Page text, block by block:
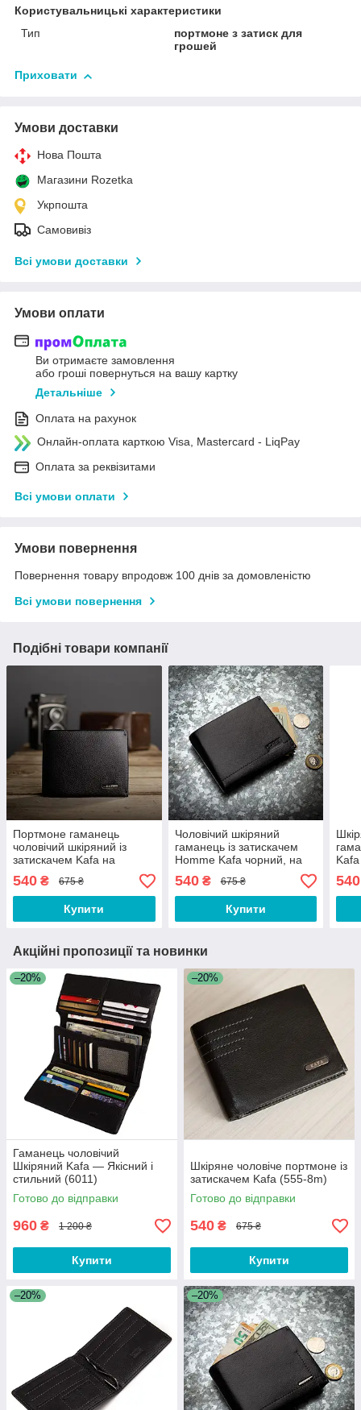
Користувальницькі характеристики
Тип
портмоне з затиск для
грошей
Приховати
Умови доставки
Нова Пошта
Магазини Rozetka
Укрпошта
Самовивіз
Всі умови доставки
Умови оплати
Ви отримаєте замовлення
або гроші повернуться на вашу картку
Детальніше
Оплата на рахунок
Онлайн-оплата карткою Visa, Mastercard - LiqPay
Оплата за реквізитами
Всі умови оплати
Умови повернення
Повернення товару впродовж 100 днів за домовленістю
Всі умови повернення
Подібні товари компанії
Портмоне гаманець
чоловічий шкіряний із
затискачем Kafa на
магніті, чорний (555-10m)
540 ₴ 675 ₴
Купити
Чоловічий шкіряний
гаманець із затискачем
Homme Kafa чорний, на
магніті
540₴ 675 ₴
Купити
Kafa
540
Акційні пропозиції та новинки
–20%
Гаманець чоловічий
Шкіряний Kafa — Якісний і
стильний (6011)
Готово до відправки
960 ₴ 1 200 ₴
Купити
–20%
Шкіряне чоловіче портмоне із
затискачем Kafa (555-8m)
Готово до відправки
540 ₴ 675 ₴
Купити
–20% –20%